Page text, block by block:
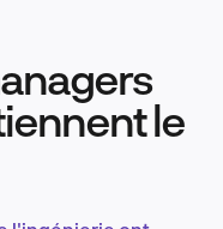
produit
le